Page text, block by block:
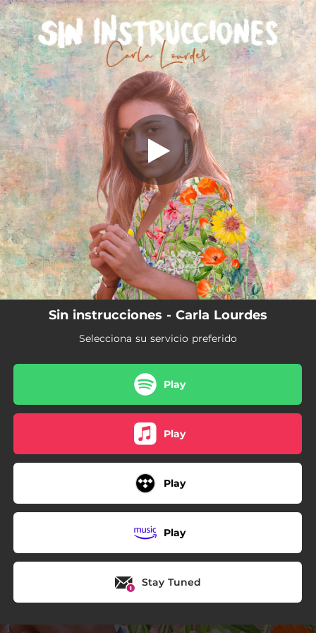
You're all set!
Sin Instrucciones
Sin Instrucciones
03:32
Sin instrucciones - Carla Lourdes
Selecciona su servicio preferido
Play
Play
Play
Play
Stay Tuned
.